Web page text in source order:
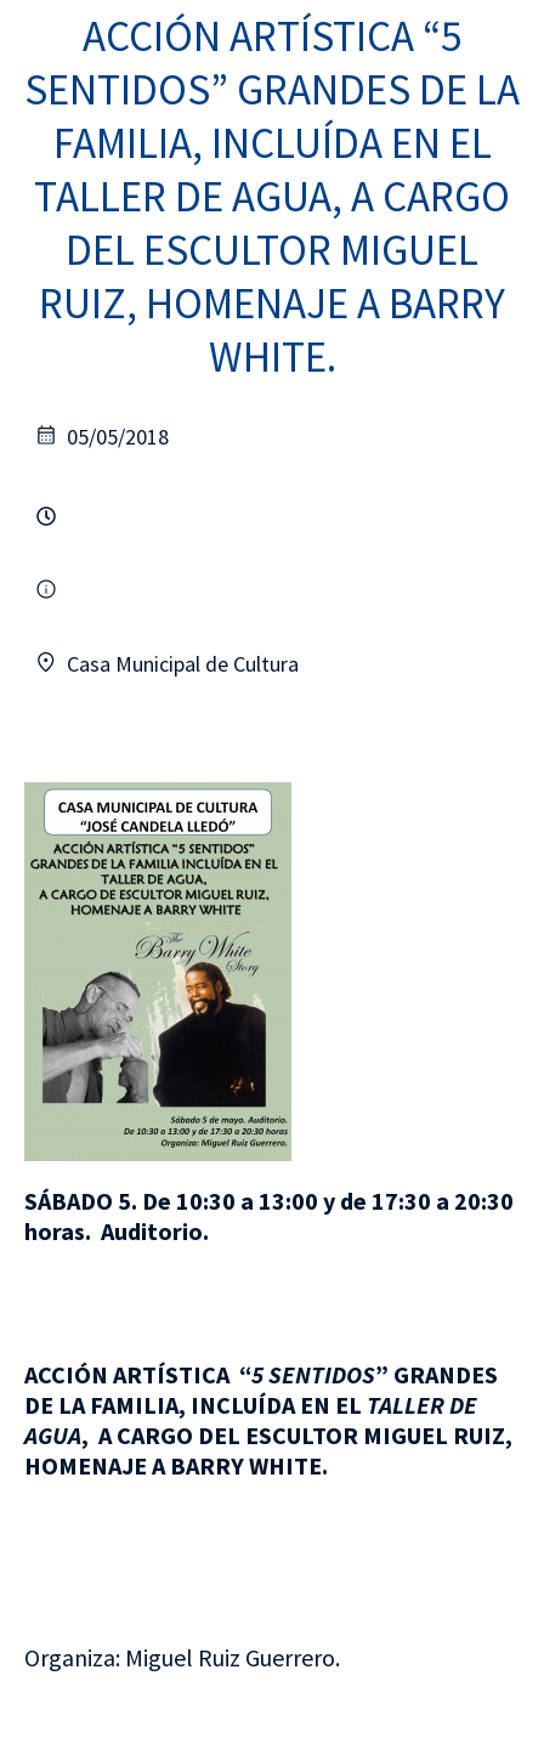
ACCIÓN ARTÍSTICA “5
SENTIDOS” GRANDES DE LA
FAMILIA, INCLUÍDA EN EL
TALLER DE AGUA, A CARGO
DEL ESCULTOR MIGUEL
RUIZ, HOMENAJE A BARRY
WHITE.
05/05/2018
Casa Municipal de Cultura
SÁBADO 5. De 10:30 a 13:00 y de 17:30 a 20:30
horas. Auditorio.
ACCIÓN ARTÍSTICA “5 SENTIDOS” GRANDES
DE LA FAMILIA, INCLUÍDA EN EL TALLER DE
AGUA, A CARGO DEL ESCULTOR MIGUEL RUIZ,
HOMENAJE A BARRY WHITE.
Organiza: Miguel Ruiz Guerrero.